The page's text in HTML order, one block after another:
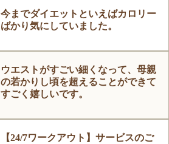
今までダイエットといえばカロリー
ばかり気にしていました。
ウエストがすごい細くなって、母親
の若かりし頃を超えることができて
すごく嬉しいです。
【24/7ワークアウト】サービスのご